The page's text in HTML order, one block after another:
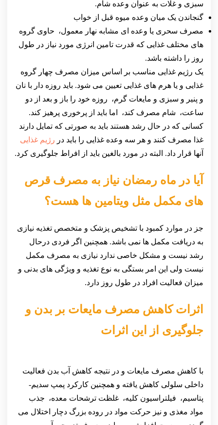
سبزی و غلات به عنوان وعده شام.
گنجاندن یک میان وعده میوه قبل از خواب
مصرف سحری یا وعده ای مشابه نهار معمول، حاوی گروه
های مختلف غذایی که قدرت تامین انرژی مورد نیاز در طول
روز را داشته باشد.
یک رژیم غذایی مناسب بر اساس میزان مصرف چهار گروه
غذایی و یا هرم های غذایی تعیین می شود. باید روزه دار با نان
و پنیر و سبزی و مایعات گرم، روزه خود را باز و بعد از دو
ساعت، شام مصرف کند، اما باید از پرخوری پرهیز کند.
کسانی که در حال رشد هستند باید به صورتی که تمایل دارند
غذا مصرف کنند و هر سه وعده غذایی را باید در رژیم غذایی
آنها قرار داد. البته در مورد بالغین باید از افراط جلوگیری کرد.
آیا در ماه رمضان نیاز به مصرف قرص
های مکمل مثل ویتامین ها هست؟
جز در موارد کمبود با تشخیص پزشک و متخصص تغذیه نیازی
به دریافت مکمل ها نمی باشد. همچنین اگر فردی درحال
رشد نیست و مشکل خاصی ندارد نیازی به مصرف مکمل
نیست ولی این امر بستگی به نوع تغذیه و ویژگی های بدنی و
میزان فعالیت افراد در طول روز دارد.
اثرات کاهش مصرف مایعات بر بدن و
جلوگیری از این اثرات
با کاهش مصرف مایعات و در نتیجه کاهش آب بدن فعالیت
داخلی سلولی کاهش یافته و همچنین کارکرد پمپ سدیم-
پتاسیم، فیلتراسیون کلیه، غلظت ترشحات معده، جذب
مواد مغذی و نیز حرکت مواد در روده بزرگ دچار اختلال می